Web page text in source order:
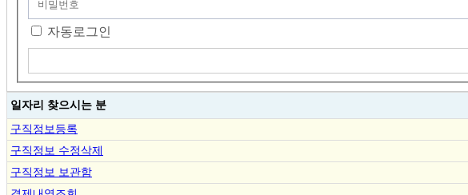
자동로그인
일자리 찾으시는 분
구직정보등록
구직정보 수정삭제
구직정보 보관함